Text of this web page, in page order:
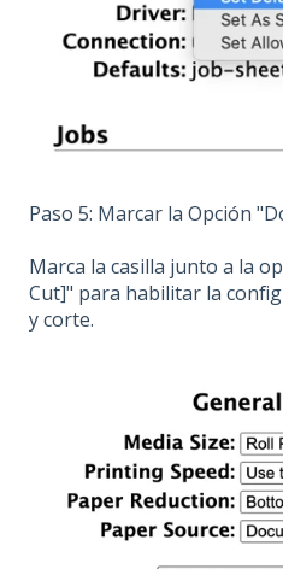
Paso 5: Marcar la Opción
Marca la casilla junto a la
Cut]" para habilitar la
y corte.